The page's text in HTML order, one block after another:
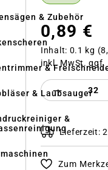
& Zubehör
&
& Laubsauger
&
0,89 €
Inhalt: 0.1 kg
inkl. MwSt.
Produkt
Lieferzeit: 2
Zum